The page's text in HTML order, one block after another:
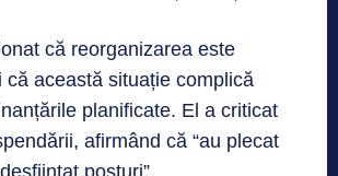
că reorganizarea este
că această situație complică
planificate. El a criticat
afirmând că “au plecat
posturi”.